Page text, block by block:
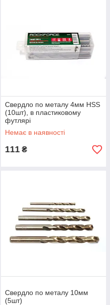
Свердло по металу 4мм HSS
(10шт), в пластиковому
футлярі
Немає в наявності
111 ₴
Свердло по металу 10мм
(5шт)